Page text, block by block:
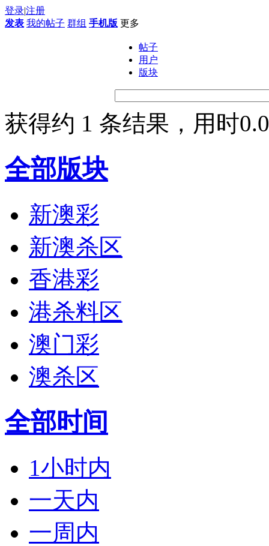
登录|注册
发表 我的帖子 群组 手机版 更多
帖子
用户
版块
获得约 1 条结果，用时
全部版块
新澳彩
新澳杀区
香港彩
港杀料区
澳门彩
澳杀区
全部时间
1小时内
一天内
一周内